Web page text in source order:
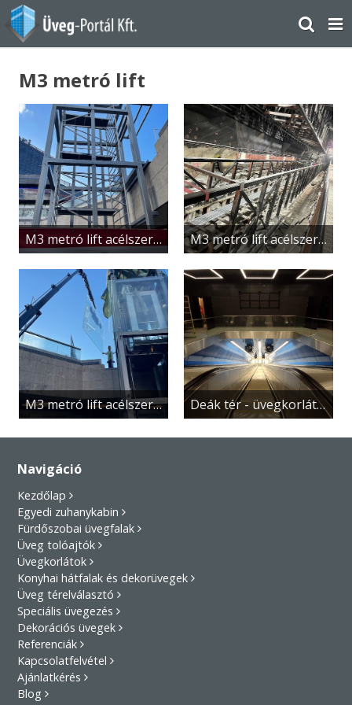
M3 metró lift
M3 metró lift acélszerkezet M3 metró lift acélszerkezet lejtakna
M3 metró lift acélszerkezet üvegezése Deák tér - üvegkorlát, aluljárószint
Navigáció
Kezdőlap
Egyedi zuhanykabin
Fürdőszobai üvegfalak
Üveg tolóajtók
Üvegkorlátok
Konyhai hátfalak és dekorüvegek
Üveg térelválasztó
Speciális üvegezés
Dekorációs üvegek
Referenciák
Kapcsolatfelvétel
Ajánlatkérés
Blog